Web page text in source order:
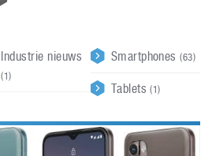
Industrie nieuws
(1)
Smartphones(63)
Tablets(1)